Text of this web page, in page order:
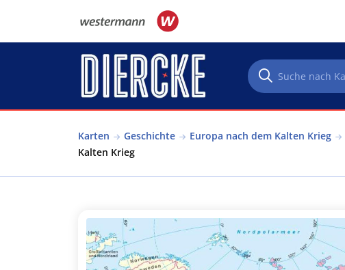
Karten Geschichte Europa nach dem Kalten Krieg
Kalten Krieg